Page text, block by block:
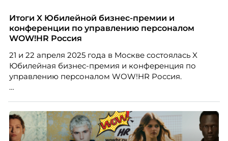
повысить эффективность сотрудников, ускорить
процессы, сохранить качество поддержки и
масштабироваться без роста команды. Так и
Skillbox.
Итоги X Юбилейной бизнес-премии и
конференции по управлению персоналом
WOW!HR Россия
21 и 22 апреля 2025 года в Москве состоялась X
Юбилейная бизнес-премия и конференция по
управлению персоналом WOW!HR Россия.
номинантов и гостей мероприятия.